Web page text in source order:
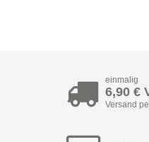
einmalig
6,90 €
Versand